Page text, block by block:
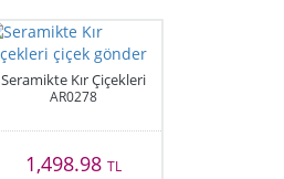
Seramikte Kır Çiçekleri
AR0278
1,498.98TL